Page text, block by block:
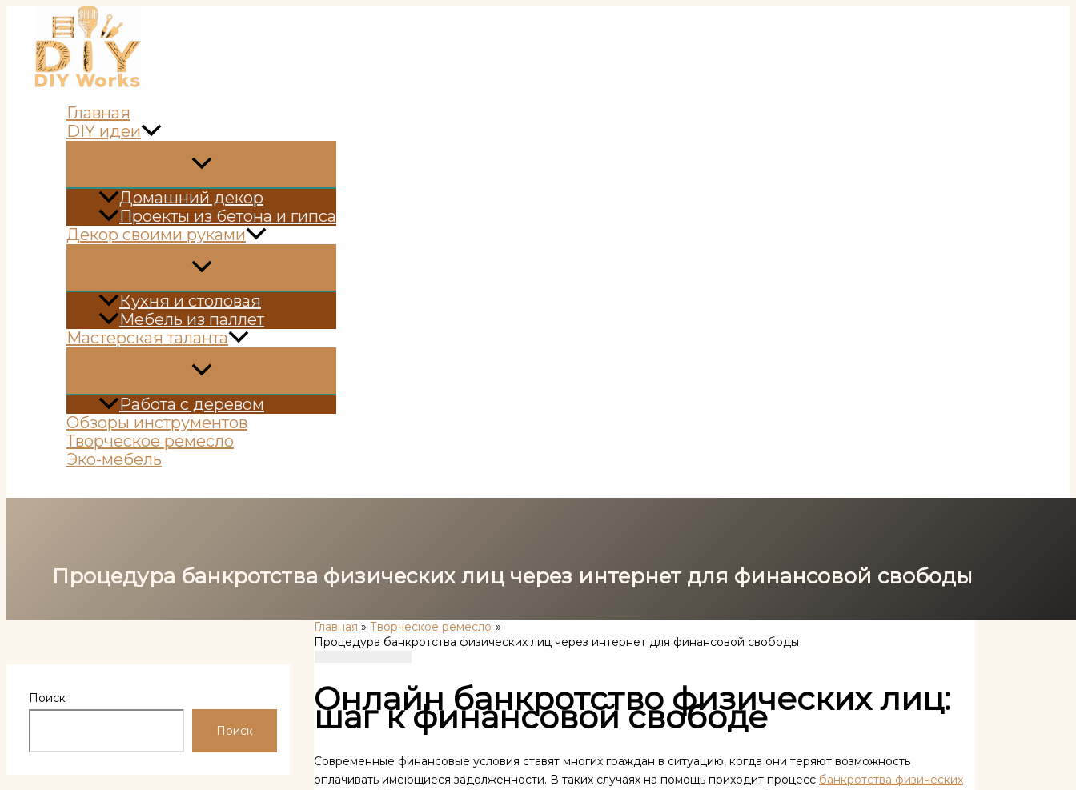
Перейти
содержимому
Главная
DIY идеи
Домашний декор
Проекты из бетона и гипса
Декор своими руками
Кухня и столовая
Мебель из паллет
Мастерская таланта
Работа с деревом
Обзоры инструментов
Творческое ремесло
Эко-мебель
Процедура банкротства физических лиц через интернет для финансовой свободы
Поиск
Поиск
Главная
Творческое ремесло
Процедура банкротства физических лиц через интернет для финансовой свободы
Онлайн банкротство физических лиц:
шаг к финансовой свободе
Современные финансовые условия ставят многих граждан в ситуацию, когда они теряют возможность
оплачивать имеющиеся задолженности. В таких случаях на помощь приходит процесс банкротства физических